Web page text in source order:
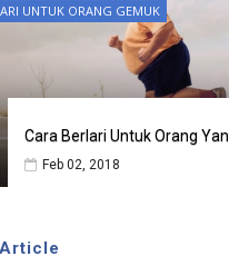
UNTUK ORANG GEMUK
Cara Berlari Untuk Orang
Feb 02, 2018